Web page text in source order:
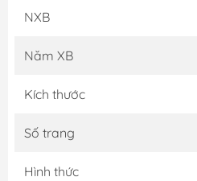
NXB
Năm XB
Kích thước
Số trang
Hình thức